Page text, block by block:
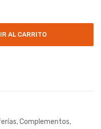
AL CARRITO
,Complementos,